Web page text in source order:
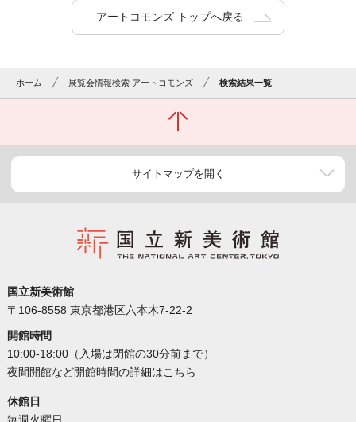
アートコモンズ トップへ戻る
ホーム 展覧会情報検索 アートコモンズ 検索結果一覧
サイトマップを開く
国立新美術館
〒106-8558 東京都港区六本木7-22-2
開館時間
10:00-18:00（入場は閉館の30分前まで）
夜間開館など開館時間の詳細はこちら
休館日
毎週火曜日